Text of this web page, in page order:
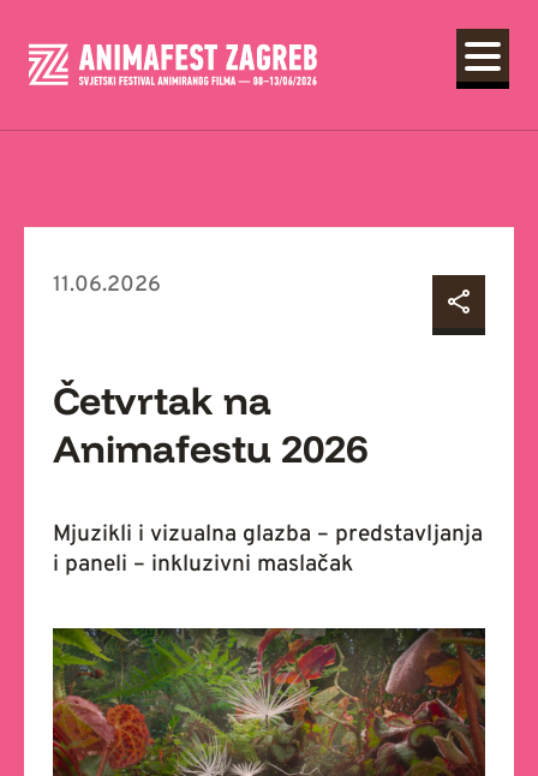
11.06.2026
Četvrtak na
Animafestu 2026
Mjuzikli i vizualna glazba – predstavljanja
i paneli – inkluzivni maslačak